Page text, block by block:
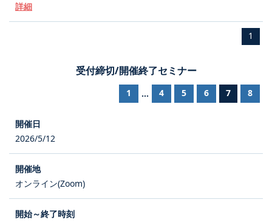
詳細
1
受付締切/開催終了セミナー
1 ... 4 5 6 7 8
2026/5/12
オンライン(Zoom)